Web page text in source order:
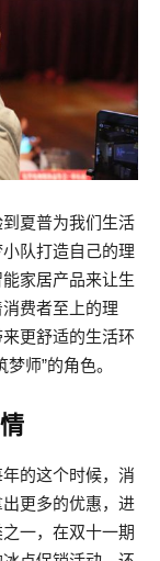
夏普为我们生活
队打造自己的理
家居产品来让生
费者至上的理
更舒适的生活环
师”的角色。
的这个时候，消
更多的优惠，进
一，在双十一期